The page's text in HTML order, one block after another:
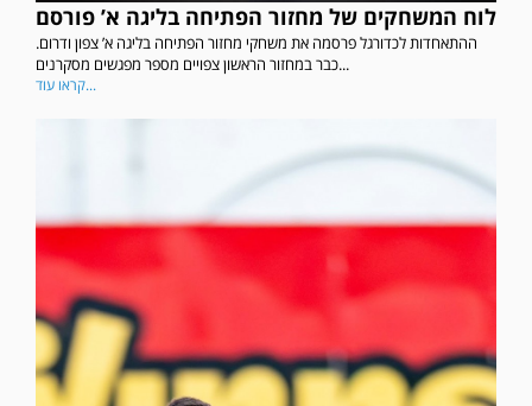
לוח המשחקים של מחזור הפתיחה בליגה א’ פורסם
ההתאחדות לכדורגל פרסמה את משחקי מחזור הפתיחה בליגה א’ צפון ודרום.
כבר במחזור הראשון צפויים מספר מפגשים מסקרנים...
קראו עוד...